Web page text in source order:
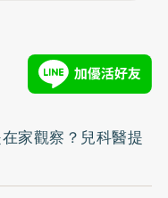
家觀察？兒科醫提